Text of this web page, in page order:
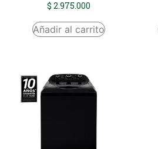
$ 2.975.000
Añadir al carrito